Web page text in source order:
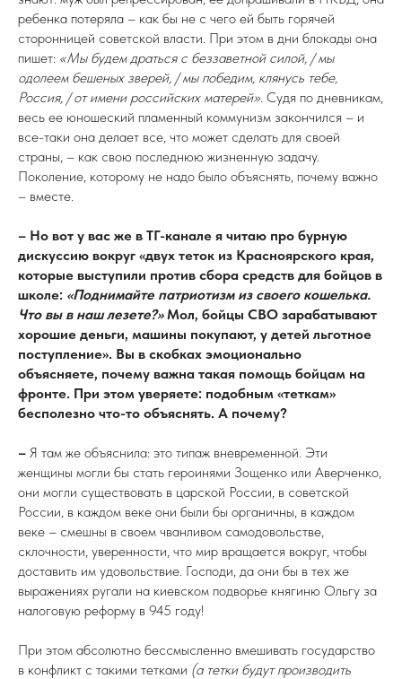
ребенка потеряла – как бы не с чего ей быть горячей
сторонницей советской власти. При этом в дни блокады она
пишет: «Мы будем драться с беззаветной силой, / мы
одолеем бешеных зверей, / мы победим, клянусь тебе,
Россия, / от имени российских матерей». Судя по дневникам,
весь ее юношеский пламенный коммунизм закончился – и
все-таки она делает все, что может сделать для своей
страны, – как свою последнюю жизненную задачу.
Поколение, которому не надо было объяснять, почему важно
– вместе.
– Но вот у вас же в ТГ-канале я читаю про бурную
дискуссию вокруг «двух теток из Красноярского края,
которые выступили против сбора средств для бойцов в
школе: «Поднимайте патриотизм из своего кошелька.
Что вы в наш лезете?»Мол, бойцы СВО зарабатывают
хорошие деньги, машины покупают, у детей льготное
поступление». Вы в скобках эмоционально
объясняете, почему важна такая помощь бойцам на
фронте. При этом уверяете: подобным «теткам»
бесполезно что-то объяснять. А почему?
– Я там же объяснила: это типаж вневременной. Эти
женщины могли бы стать героинями Зощенко или Аверченко,
они могли существовать в царской России, в советской
России, в каждом веке они были бы органичны, в каждом
веке – смешны в своем чванливом самодовольстве,
склочности, уверенности, что мир вращается вокруг, чтобы
доставить им удовольствие. Господи, да они бы в тех же
выражениях ругали на киевском подворье княгиню Ольгу за
налоговую реформу в 945 году!
При этом абсолютно бессмысленно вмешивать государство
в конфликт с такими тетками (а тетки будут производить